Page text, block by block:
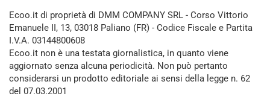
Ecoo.it di proprietà di DMM COMPANY SRL - Corso Vittorio
Emanuele II, 13, 03018 Paliano (FR) - Codice Fiscale e Partita
I.V.A. 03144800608
Ecoo.it non è una testata giornalistica, in quanto viene
aggiornato senza alcuna periodicità. Non può pertanto
considerarsi un prodotto editoriale ai sensi della legge n. 62
del 07.03.2001